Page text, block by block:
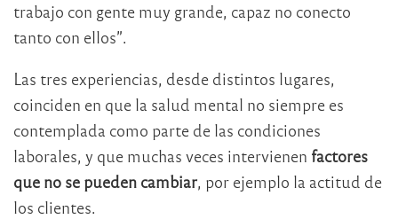
trabajo con gente muy grande, capaz no conecto
tanto con ellos”.
Las tres experiencias, desde distintos lugares,
coinciden en que la salud mental no siempre es
contemplada como parte de las condiciones
laborales, y que muchas veces intervienen factores
que no se pueden cambiar, por ejemplo la actitud de
los clientes.